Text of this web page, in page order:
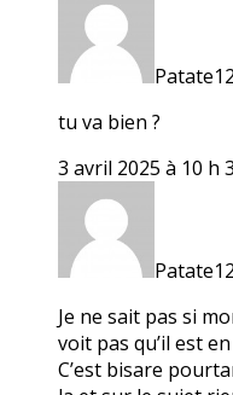
Patate12
tu va bien ?
3 avril 2025 à 10 h
Patate12
Je ne sait pas si
voit pas qu’il est
C’est bisare